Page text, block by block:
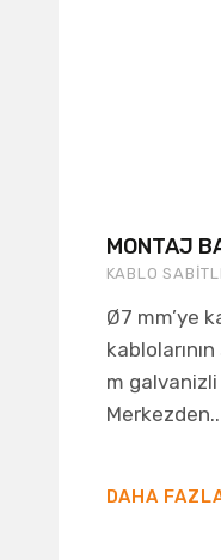
MONTAJ
KABLO
Ø7 mm’ye
m
DAHA